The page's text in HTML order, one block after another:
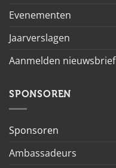
Evenementen
Jaarverslagen
Aanmelden nieuwsbrief
SPONSOREN
Sponsoren
Ambassadeurs